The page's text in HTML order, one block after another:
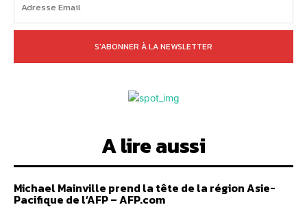
S'ABONNER À LA NEWSLETTER
A lire aussi
Michael Mainville prend la tête de la région Asie-
Pacifique de l’AFP – AFP.com